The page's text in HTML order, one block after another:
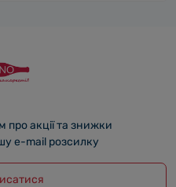
про акції та знижки
e-mail розсилку